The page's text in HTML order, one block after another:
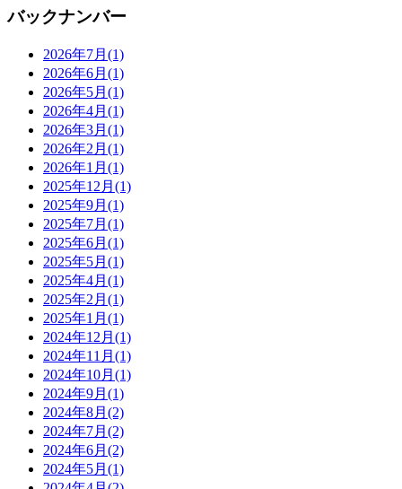
バックナンバー
2026年7月 (1)
2026年6月 (1)
2026年5月 (1)
2026年4月 (1)
2026年3月 (1)
2026年2月 (1)
2026年1月 (1)
2025年12月 (1)
2025年9月 (1)
2025年7月 (1)
2025年6月 (1)
2025年5月 (1)
2025年4月 (1)
2025年2月 (1)
2025年1月 (1)
2024年12月 (1)
2024年11月 (1)
2024年10月 (1)
2024年9月 (1)
2024年8月 (2)
2024年7月 (2)
2024年6月 (2)
2024年5月 (1)